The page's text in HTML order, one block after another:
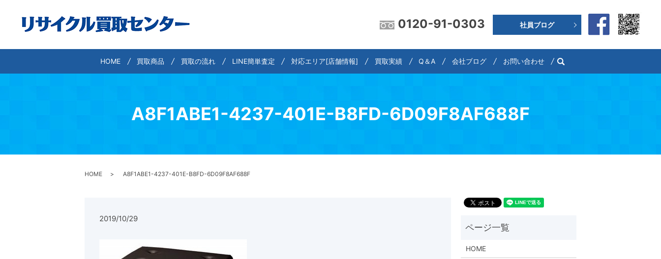
0120-91-0303
HOME 買取商品 買取の流れ LINE簡単査定 対応エリア[店舗情報] 買取実績 Q＆A 会社ブログ
社員ブログ
お問い合わせ search
A8F1ABE1-4237-401E-B8FD-6D09F8AF688F
HOME A8F1ABE1-4237-401E-B8FD-6D09F8AF688F
2019/10/29
HOME